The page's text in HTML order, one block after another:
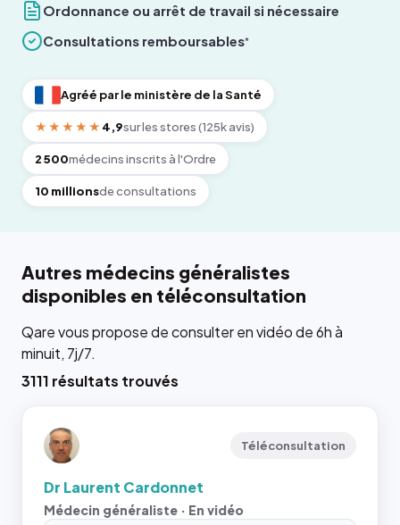
Ordonnance ou arrêt de travail si nécessaire
Consultations remboursables*
Agréé par le ministère de la Santé
★★★★★ 4,9sur les stores (125k avis)
2 500médecins inscrits à l'Ordre
10 millionsde consultations
Autres médecins généralistes
disponibles en téléconsultation
Qare vous propose de consulter en vidéo de 6h à
minuit, 7j/7.
3111 résultats trouvés
Téléconsultation
Dr Laurent Cardonnet
Médecin généraliste · En vidéo